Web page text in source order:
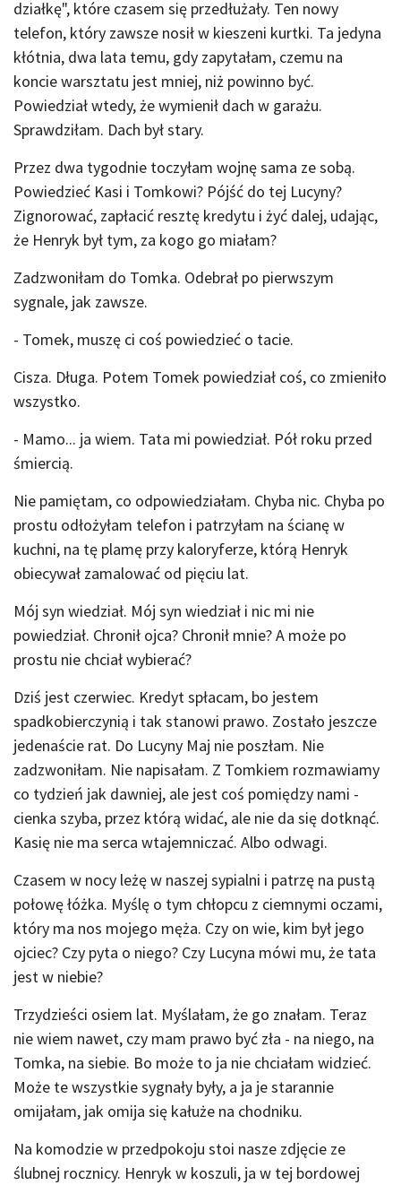
działkę", które czasem się przedłużały. Ten nowy
telefon, który zawsze nosił w kieszeni kurtki. Ta jedyna
kłótnia, dwa lata temu, gdy zapytałam, czemu na
koncie warsztatu jest mniej, niż powinno być.
Powiedział wtedy, że wymienił dach w garażu.
Sprawdziłam. Dach był stary.
Przez dwa tygodnie toczyłam wojnę sama ze sobą.
Powiedzieć Kasi i Tomkowi? Pójść do tej Lucyny?
Zignorować, zapłacić resztę kredytu i żyć dalej, udając,
że Henryk był tym, za kogo go miałam?
Zadzwoniłam do Tomka. Odebrał po pierwszym
sygnale, jak zawsze.
- Tomek, muszę ci coś powiedzieć o tacie.
Cisza. Długa. Potem Tomek powiedział coś, co zmieniło
wszystko.
- Mamo... ja wiem. Tata mi powiedział. Pół roku przed
śmiercią.
Nie pamiętam, co odpowiedziałam. Chyba nic. Chyba po
prostu odłożyłam telefon i patrzyłam na ścianę w
kuchni, na tę plamę przy kaloryferze, którą Henryk
obiecywał zamalować od pięciu lat.
Mój syn wiedział. Mój syn wiedział i nic mi nie
powiedział. Chronił ojca? Chronił mnie? A może po
prostu nie chciał wybierać?
Dziś jest czerwiec. Kredyt spłacam, bo jestem
spadkobierczynią i tak stanowi prawo. Zostało jeszcze
jedenaście rat. Do Lucyny Maj nie poszłam. Nie
zadzwoniłam. Nie napisałam. Z Tomkiem rozmawiamy
co tydzień jak dawniej, ale jest coś pomiędzy nami -
cienka szyba, przez którą widać, ale nie da się dotknąć.
Kasię nie ma serca wtajemniczać. Albo odwagi.
Czasem w nocy leżę w naszej sypialni i patrzę na pustą
połowę łóżka. Myślę o tym chłopcu z ciemnymi oczami,
który ma nos mojego męża. Czy on wie, kim był jego
ojciec? Czy pyta o niego? Czy Lucyna mówi mu, że tata
jest w niebie?
Trzydzieści osiem lat. Myślałam, że go znałam. Teraz
nie wiem nawet, czy mam prawo być zła - na niego, na
Tomka, na siebie. Bo może to ja nie chciałam widzieć.
Może te wszystkie sygnały były, a ja je starannie
omijałam, jak omija się kałuże na chodniku.
Na komodzie w przedpokoju stoi nasze zdjęcie ze
ślubnej rocznicy. Henryk w koszuli, ja w tej bordowej